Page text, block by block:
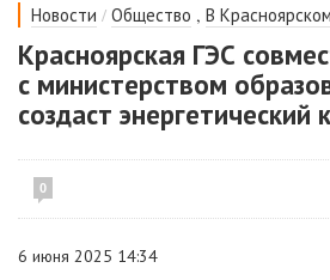
Новости / Общество , В
Красноярская ГЭС
с министерством
создаст энергетический
0
6 июня 2025 14:34